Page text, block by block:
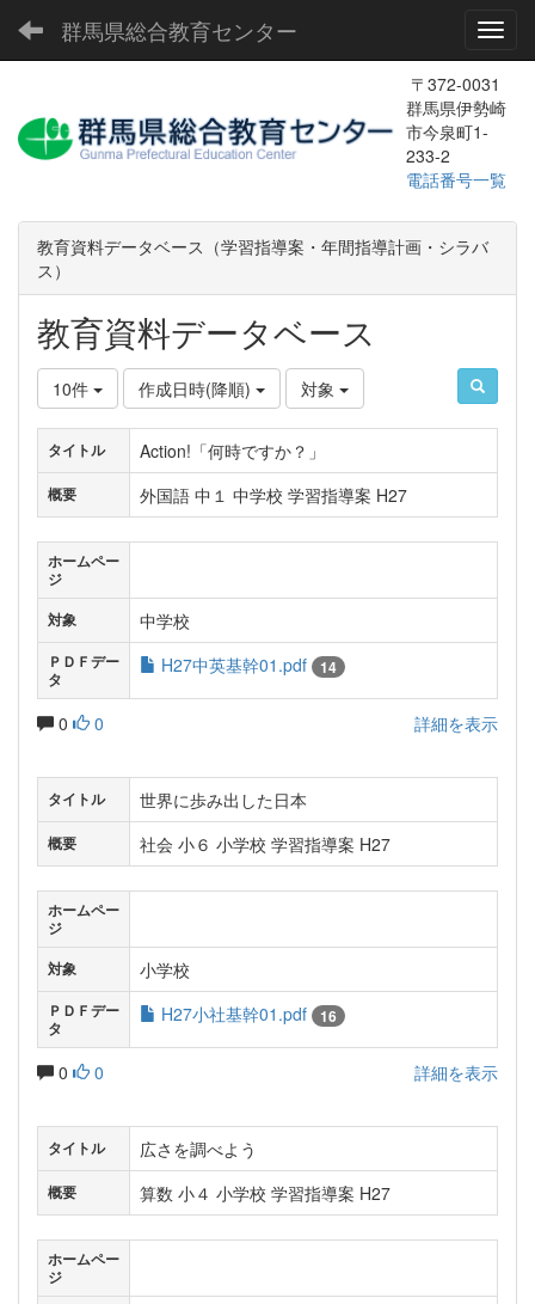
群馬県総合教育センター
〒372-0031
群馬県伊勢崎
市今泉町1-
233-2
電話番号一覧
教育資料データベース（学習指導案・年間指導計画・シラバ
ス）
教育資料データベース
10件 作成日時(降順) 対象
タイトル Action!「何時ですか？」
概要 外国語 中１ 中学校 学習指導案 H27
ホームペー
ジ
対象
中学校
ＰＤＦデー
タ
H27中英基幹01.pdf 14
0 0 詳細を表示
タイトル 世界に歩み出した日本
概要 社会 小６ 小学校 学習指導案 H27
ホームペー
ジ
対象
小学校
ＰＤＦデー
タ
H27小社基幹01.pdf 16
0 0 詳細を表示
タイトル 広さを調べよう
概要 算数 小４ 小学校 学習指導案 H27
ホームペー
ジ